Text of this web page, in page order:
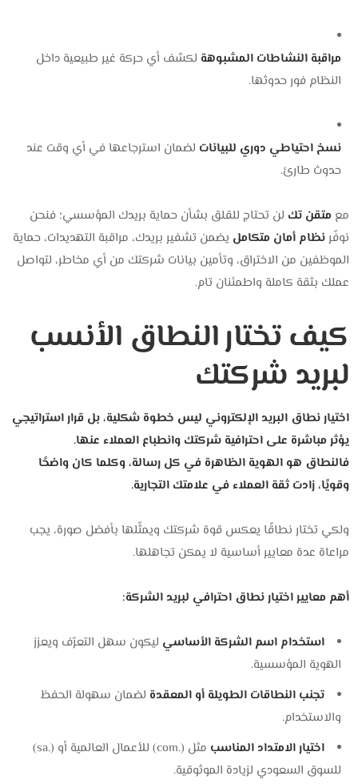
مراقبة النشاطات المشبوهة لكشف أي حركة غير طبيعية داخل
النظام فور حدوثها.
نسخ احتياطي دوري للبيانات لضمان استرجاعها في أي وقت عند
حدوث طارئ.
مع متقن تك لن تحتاج للقلق بشأن حماية بريدك المؤسسي؛ فنحن
نوفّرنظام أمان متكامل يضمن تشفير بريدك، مراقبة التهديدات، حماية
الموظفين من الاختراق، وتأمين بيانات شركتك من أي مخاطر، لتواصل
عملك بثقة كاملة واطمئنان تام.
كيف تختار النطاق الأنسب
لبريد شركتك
اختيار نطاق البريد الإلكتروني ليس خطوة شكلية، بل قرار استراتيجي
يؤثر مباشرة على احترافية شركتك وانطباع العملاء عنها.
فالنطاق هو الهوية الظاهرة في كل رسالة، وكلما كان واضحًا
وقويًا، زادت ثقة العملاء في علامتك التجارية.
ولكي تختار نطاقًا يعكس قوة شركتك ويمثّلها بأفضل صورة، يجب
مراعاة عدة معايير أساسية لا يمكن تجاهلها.
أهم معايير اختيار نطاق احترافي لبريد الشركة:
استخدام اسم الشركة الأساسي ليكون سهل التعرّف ويعزز
الهوية المؤسسية.
تجنب النطاقات الطويلة أو المعقدة لضمان سهولة الحفظ
والاستخدام.
اختيار الامتداد المناسب
مثل (.com) للأعمال العالمية أو (.sa)
للسوق السعودي لزيادة الموثوقية.